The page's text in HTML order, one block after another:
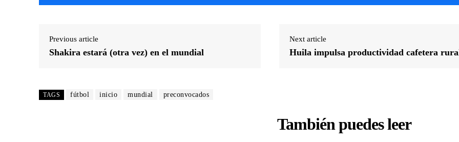
Previous article
Shakira estará (otra vez) en el mundial
Next article
Huila impulsa productividad cafetera
TAGS fútbol inicio mundial preconvocados
También puedes leer